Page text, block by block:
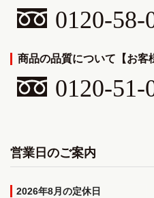
0120-58-
商品の品質について【お客
0120-51-
営業日のご案内
2026年8月